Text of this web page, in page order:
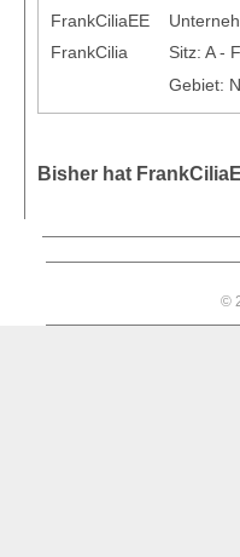
Sitz: A -
Gebiet:
Bisher hat
©